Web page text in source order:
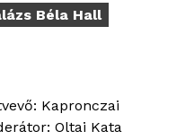
Béla Hall
Kapronczai
Oltai Kata